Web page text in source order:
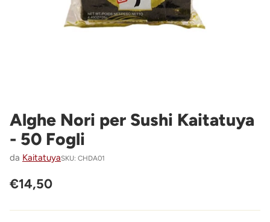
Alghe Nori per Sushi Kaitatuya
- 50 Fogli
da KaitatuyaSKU: CHDA01
Prezzo
di
€14,50